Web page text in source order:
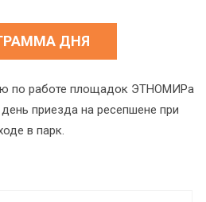
ДНЯ
по работе площадок ЭТНОМИРа
приезда на ресепшене при
в парк.